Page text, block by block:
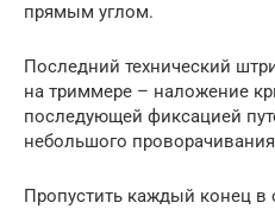
прямым углом.
Последний технический
на триммере – наложение
последующей фиксацией
небольшого
Пропустить каждый конец в